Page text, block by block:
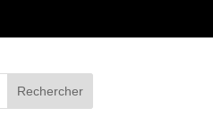
Rechercher